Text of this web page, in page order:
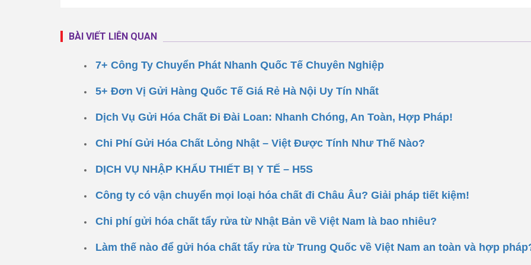
BÀI VIẾT LIÊN QUAN
7+ Công Ty Chuyển Phát Nhanh Quốc Tế Chuyên Nghiệp
5+ Đơn Vị Gửi Hàng Quốc Tế Giá Rẻ Hà Nội Uy Tín Nhất
Dịch Vụ Gửi Hóa Chất Đi Đài Loan: Nhanh Chóng, An Toàn, Hợp Pháp!
Chi Phí Gửi Hóa Chất Lỏng Nhật – Việt Được Tính Như Thế Nào?
DỊCH VỤ NHẬP KHẨU THIẾT BỊ Y TẾ – H5S
Công ty có vận chuyển mọi loại hóa chất đi Châu Âu? Giải pháp tiết kiệm!
Chi phí gửi hóa chất tẩy rửa từ Nhật Bản về Việt Nam là bao nhiêu?
Làm thế nào để gửi hóa chất tẩy rửa từ Trung Quốc về Việt Nam an toàn và hợp